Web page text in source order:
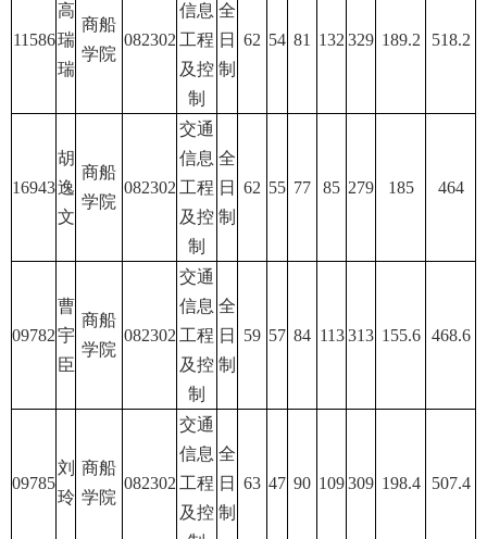
11586
高
瑞
瑞
商船
学院
082302
信息
工程
及控
制
全
日
制
62 54 81 132 329 189.2 518.2
16943
胡
逸
文
商船
学院
082302
交通
信息
工程
及控
制
全
日
制
62 55 77 85 279 185 464
09782
曹
宇
臣
商船
学院
082302
交通
信息
工程
及控
制
全
日
制
59 57 84 113 313 155.6 468.6
09785
刘
玲
商船
学院
082302
交通
信息
工程
及控
全
日
制
63 47 90 109309 198.4 507.4